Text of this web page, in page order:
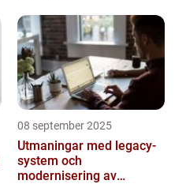
08 september 2025
Utmaningar med legacy-
system och
modernisering av